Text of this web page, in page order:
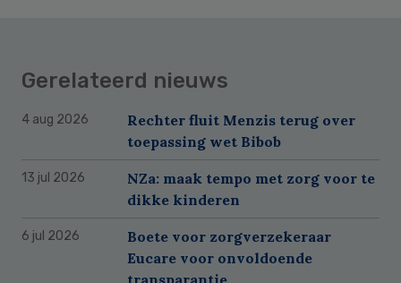
Gerelateerd nieuws
4 aug 2026
Rechter fluit Menzis terug over
toepassing wet Bibob
13 jul 2026
NZa: maak tempo met zorg voor te
dikke kinderen
6 jul 2026
Boete voor zorgverzekeraar
Eucare voor onvoldoende
transparantie